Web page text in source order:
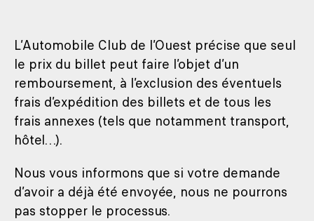
L’Automobile Club de l’Ouest précise que seul
le prix du billet peut faire l’objet d’un
remboursement, à l’exclusion des éventuels
frais d’expédition des billets et de tous les
frais annexes (tels que notamment transport,
hôtel…).
Nous vous informons que si votre demande
d’avoir a déjà été envoyée, nous ne pourrons
pas stopper le processus.